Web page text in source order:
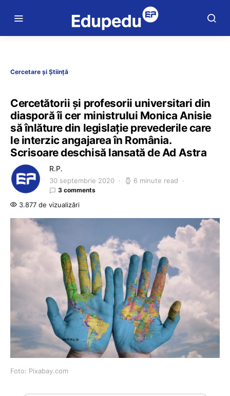
Cercetare și Știință
Cercetătorii și profesorii universitari din
diasporă îi cer ministrului Monica Anisie
să înlăture din legislație prevederile care
le interzic angajarea în România.
Scrisoare deschisă lansată de Ad Astra
R.P.
30 septembrie 2020 6 minute read
3 comments
3.877 de vizualizări
Foto: Pixabay.com